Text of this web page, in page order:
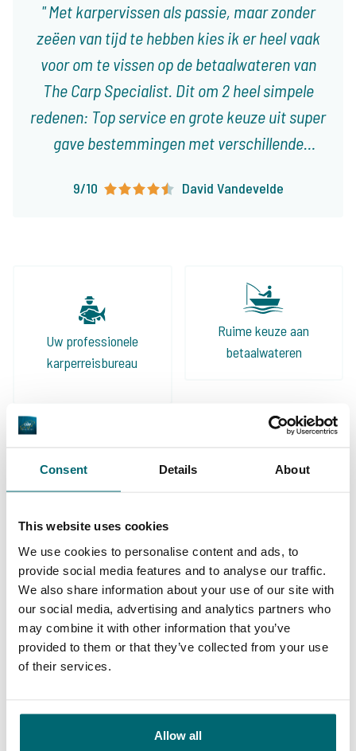
Consent Details About
This website uses cookies
We use cookies to personalise content and ads, to
provide social media features and to analyse our traffic.
We also share information about your use of our site with
our social media, advertising and analytics partners who
may combine it with other information that you’ve
provided to them or that they’ve collected from your use
of their services.
Allow all
Met karpervissen als passie, maar zonder
zeëen van tijd te hebben kies ik er heel vaak
voor om te vissen op de betaalwateren van
The Carp Specialist. Dit om 2 heel simpele
redenen: Top service en grote keuze uit super
gave bestemmingen met verschillende
visvakanties die op het lijf geschreven zijn!
9/10 David Vandevelde
Uw professionele
karperreisbureau
Ruime keuze aan
betaalwateren
vissers geholpen
Deze karpermerken gingen u al
voor!